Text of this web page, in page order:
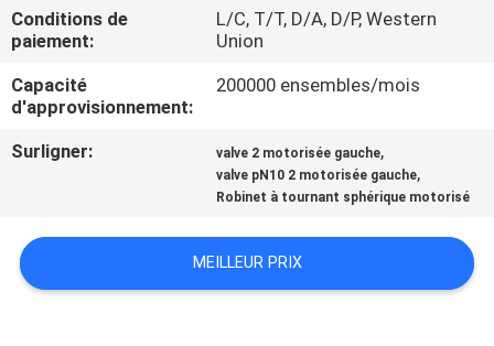
CONTACTEZ-
NOUS
NOUVELLES
UNE
CITATION
Conditions de
paiement:
L/C, T/T, D/A, D/P, Western
Union
Capacité
d'approvisionnement:
200000 ensembles/mois
Surligner: valve 2 motorisée gauche,
valve pN10 2 motorisée gauche,
Robinet à tournant sphérique motorisé
MEILLEUR PRIX